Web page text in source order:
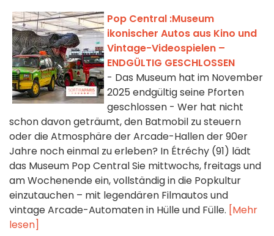
Pop Central :Museum
ikonischer Autos aus Kino und
Vintage-Videospielen –
ENDGÜLTIG GESCHLOSSEN
- Das Museum hat im November
2025 endgültig seine Pforten
geschlossen - Wer hat nicht
schon davon geträumt, den Batmobil zu steuern
oder die Atmosphäre der Arcade-Hallen der 90er
Jahre noch einmal zu erleben? In Étréchy (91) lädt
das Museum Pop Central Sie mittwochs, freitags und
am Wochenende ein, vollständig in die Popkultur
einzutauchen – mit legendären Filmautos und
vintage Arcade-Automaten in Hülle und Fülle. [Mehr
lesen]